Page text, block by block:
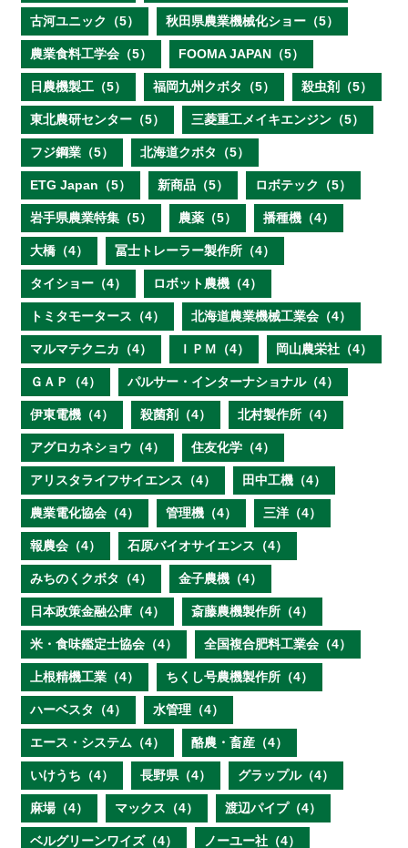
古河ユニック（5） 秋田県農業機械化ショー（5）
農業食料工学会（5） FOOMA JAPAN（5）
日農機製工（5） 福岡九州クボタ（5） 殺虫剤（5）
東北農研センター（5） 三菱重工メイキエンジン（5）
フジ鋼業（5） 北海道クボタ（5）
ETG Japan（5） 新商品（5） ロボテック（5）
岩手県農業特集（5） 農薬（5） 播種機（4）
大橋（4） 冨士トレーラー製作所（4）
タイショー（4） ロボット農機（4）
トミタモータース（4） 北海道農業機械工業会（4）
マルマテクニカ（4） ＩＰＭ（4） 岡山農栄社（4）
ＧＡＰ（4） パルサー・インターナショナル（4）
伊東電機（4） 殺菌剤（4） 北村製作所（4）
アグロカネショウ（4） 住友化学（4）
アリスタライフサイエンス（4） 田中工機（4）
農業電化協会（4） 管理機（4） 三洋（4）
報農会（4） 石原バイオサイエンス（4）
みちのくクボタ（4） 金子農機（4）
日本政策金融公庫（4） 斎藤農機製作所（4）
米・食味鑑定士協会（4） 全国複合肥料工業会（4）
上根精機工業（4） ちくし号農機製作所（4）
ハーベスタ（4） 水管理（4）
エース・システム（4） 酪農・畜産（4）
いけうち（4） 長野県（4） グラップル（4）
麻場（4） マックス（4） 渡辺パイプ（4）
ベルグリーンワイズ（4） ノーユー社（4）